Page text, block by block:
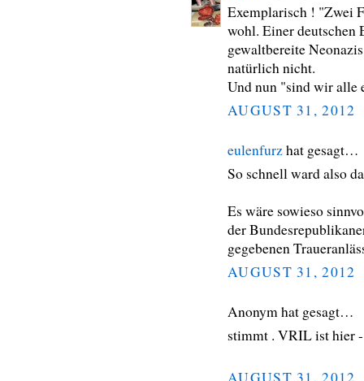
Exemplarisch ! "Zwei
wohl. Einer deutschen
gewaltbereite
natürlich nicht.
Und nun "sind wir alle
AUGUST 31, 2012
eulenfurzhat gesagt…
So schnell ward also
Es wäre sowieso
der
gegebenen
AUGUST 31, 2012
Anonym hat gesagt…
stimmt . VRIL ist hier -